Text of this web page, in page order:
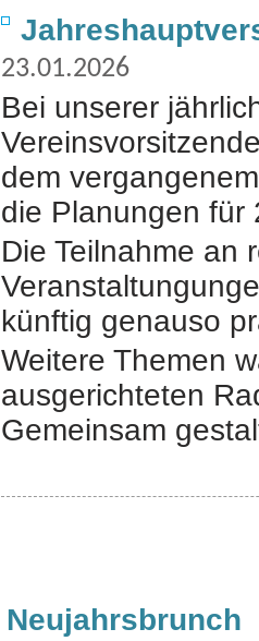
23.01.2026
Bei unserer
dem
die Planungen für
Die Teilnahme an
künftig genauso
Weitere Themen
ausgerichteten
Gemeinsam
Neujahrsbrunch